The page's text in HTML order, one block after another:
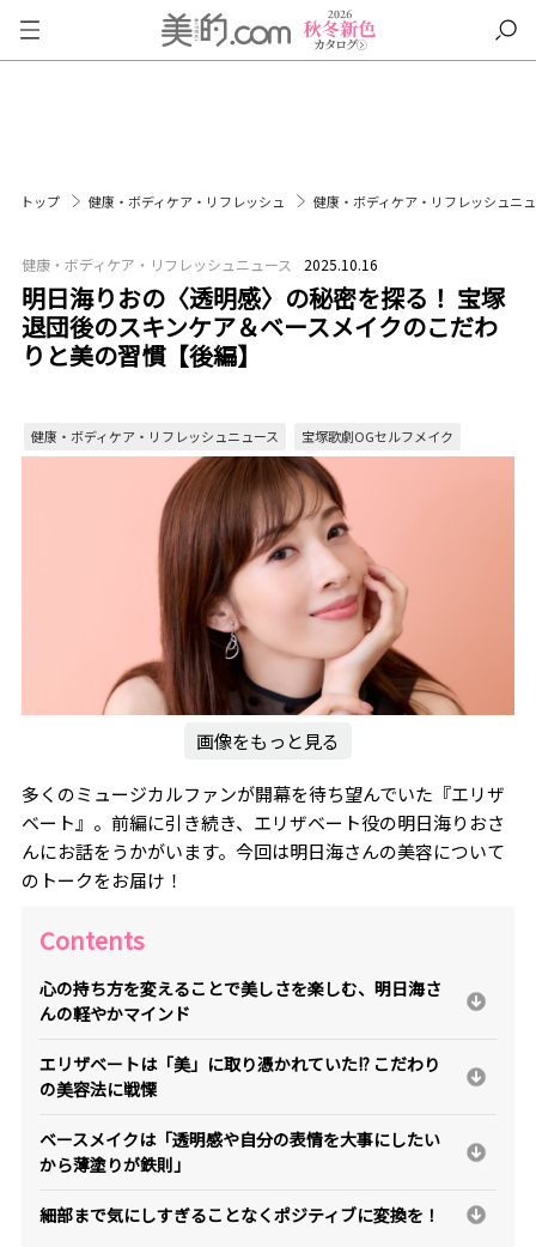
トップ 健康・ボディケア・リフレッシュ 健康・ボディケア・リフレッシュニ
健康・ボディケア・リフレッシュニュース 2025.10.16
明日海りおの〈透明感〉の秘密を探る！ 宝塚
退団後のスキンケア＆ベースメイクのこだわ
りと美の習慣【後編】
健康・ボディケア・リフレッシュニュース 宝塚歌劇OGセルフメイク
画像をもっと見る
多くのミュージカルファンが開幕を待ち望んでいた『エリザ
ベート』。前編に引き続き、エリザベート役の明日海りおさ
んにお話をうかがいます。今回は明日海さんの美容について
のトークをお届け！
Contents
心の持ち方を変えることで美しさを楽しむ、明日海さ
んの軽やかマインド
エリザベートは「美」に取り憑かれていた!? こだわり
の美容法に戦慄
ベースメイクは「透明感や自分の表情を大事にしたい
から薄塗りが鉄則」
細部まで気にしすぎることなくポジティブに変換を！